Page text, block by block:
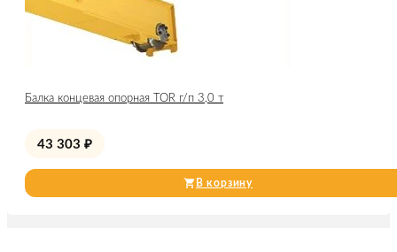
Балка концевая опорная TOR г/п 3,0 т
43 303 ₽
В корзину